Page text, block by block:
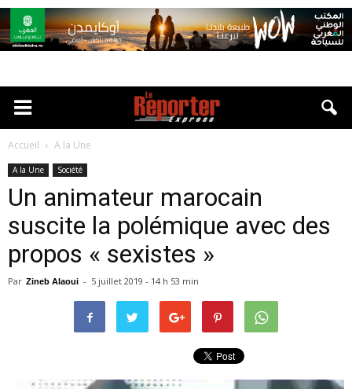
Accueil A la Une
A la Une Société
Un animateur marocain
suscite la polémique avec des
propos « sexistes »
Par Zineb Alaoui - 5 juillet 2019 - 14 h 53 min